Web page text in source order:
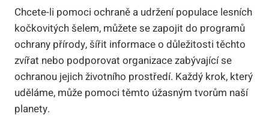
Chcete-li pomoci ochraně a udržení populace lesních
kočkovitých šelem, můžete se zapojit do programů
ochrany přírody, šířit informace o důležitosti těchto
zvířat nebo podporovat organizace zabývající se
ochranou jejich životního prostředí. Každý krok, který
uděláme, může pomoci těmto úžasným tvorům naší
planety.